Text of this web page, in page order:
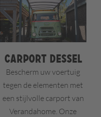
Carport Dessel
Bescherm uw voertuig
tegen de elementen met
een stijlvolle carport van
Verandahome. Onze